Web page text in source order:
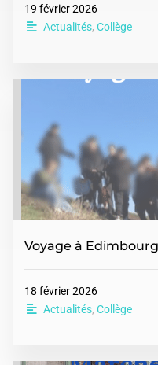
19 février 2026
Actualités, Collège
Voyage à Edimbourg
18 février 2026
Actualités, Collège